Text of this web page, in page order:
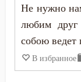
Таинство
Творения
Тело
Не нужно
любим
собою ведет
В избранное